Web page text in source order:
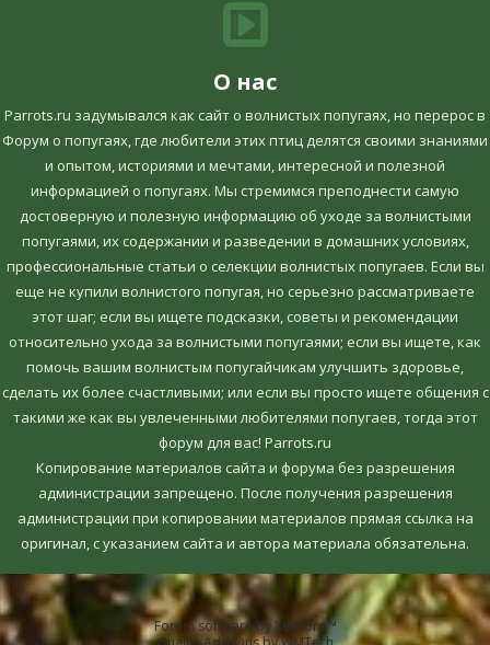
О нас
Parrots.ru задумывался как сайт о волнистых попугаях, но перерос в
Форум о попугаях, где любители этих птиц делятся своими знаниями
и опытом, историями и мечтами, интересной и полезной
информацией о попугаях. Мы стремимся преподнести самую
достоверную и полезную информацию об уходе за волнистыми
попугаями, их содержании и разведении в домашних условиях,
профессиональные статьи о селекции волнистых попугаев. Если вы
еще не купили волнистого попугая, но серьезно рассматриваете
этот шаг; если вы ищете подсказки, советы и рекомендации
относительно ухода за волнистыми попугаями; если вы ищете, как
помочь вашим волнистым попугайчикам улучшить здоровье,
сделать их более счастливыми; или если вы просто ищете общения с
такими же как вы увлеченными любителями попугаев, тогда этот
форум для вас! Parrots.ru
Копирование материалов сайта и форума без разрешения
администрации запрещено. После получения разрешения
администрации при копировании материалов прямая ссылка на
оригинал, c указанием сайта и автора материала обязательна.
Forum software by XenForo™